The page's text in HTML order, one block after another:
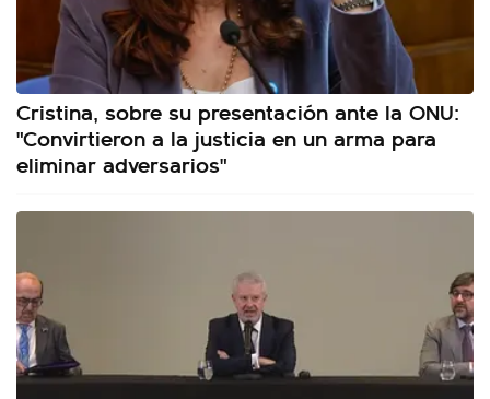
Cristina, sobre su presentación ante la ONU:
"Convirtieron a la justicia en un arma para
eliminar adversarios"